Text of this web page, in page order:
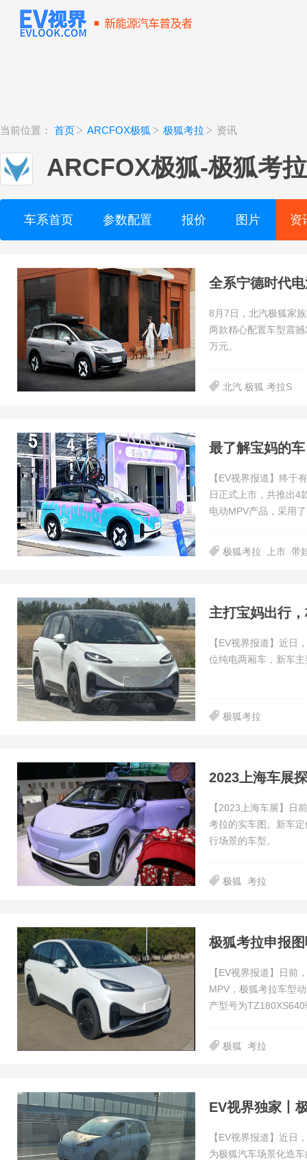
当前位置： 首页 ARCFOX极狐 极狐考拉 资讯
ARCFOX极狐-极狐考拉
车系首页 参数配置 报价 图片 资
8月7日，北汽极狐家
两款精心配置车型震
万元。
北汽 极狐 考拉S
最了解宝妈的
【EV视界报道】终于
日正式上市，共推出4
电动MPV产品，采用
极狐考拉 上市 带
主打宝妈出行
【EV视界报道】近日
位纯电两厢车，新车
极狐考拉
2023上海车展
【2023上海车展】日
考拉的实车图。新车
行场景的车型。
极狐 考拉
极狐考拉申报
【EV视界报道】日前
MPV，极狐考拉车型
产型号为
极狐 考拉
EV视界独家丨
【EV视界报道】近日
为极狐汽车场景化造